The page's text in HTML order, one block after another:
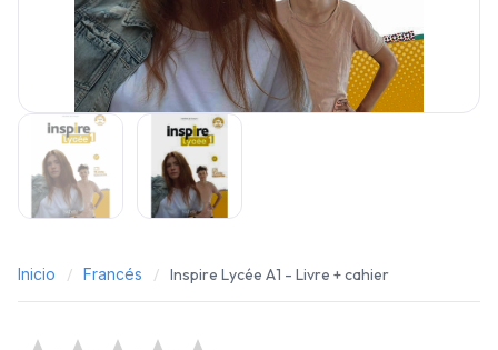
Inicio Francés Inspire Lycée A1 - Livre + cahier